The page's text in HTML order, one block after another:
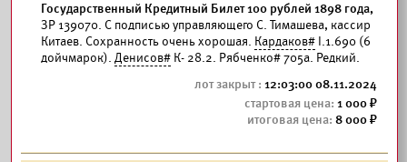
Государственный Кредитный Билет 100 рублей 1898 года,
ЗР 139070. С подписью управляющего С. Тимашева, кассир
Китаев. Сохранность очень хорошая. Кардаков# I.1.690 (6
дойчмарок). Денисов# К- 28.2. Рябченко# 705а. Редкий.
12:03:00 08.11.2024
1 000
8 000